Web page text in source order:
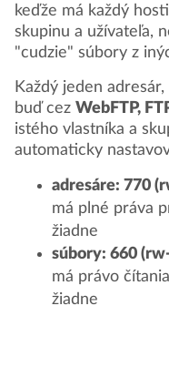
keďže má každý
skupinu a užívateľa,
"cudzie" súbory z
Každý jeden
buď cez WebFTP,
istého vlastníka a
automaticky
adresáre: 770
má plné práva
žiadne
súbory: 660
má právo
žiadne